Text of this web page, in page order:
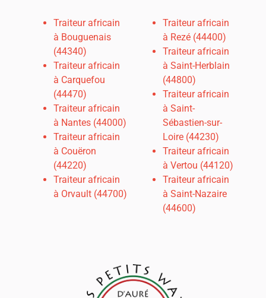
Traiteur africain
à Bouguenais
(44340)
Traiteur africain
à Carquefou
(44470)
Traiteur africain
à Nantes (44000)
Traiteur africain
à Couëron
(44220)
Traiteur africain
à Orvault (44700)
Traiteur africain
à Rezé (44400)
Traiteur africain
à Saint-Herblain
(44800)
Traiteur africain
à Saint-
Sébastien-sur-
Loire (44230)
Traiteur africain
à Vertou (44120)
Traiteur africain
à Saint-Nazaire
(44600)